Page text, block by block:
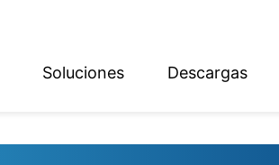
Soluciones Descargas